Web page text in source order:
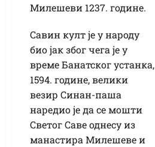
Милешеви 1237. године.
Савин култ је у народу
био јак због чега је у
време Банатског устанка,
1594. године, велики
везир Синан-паша
наредио је да се мошти
Светог Саве однесу из
манастира Милешеве и